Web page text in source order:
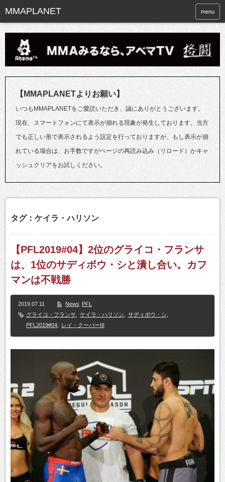
menu
【MMAPLANETよりお願い】
いつもMMAPLANETをご愛読いただき、誠にありがとうございます。
現在、スマートフォンにて表示が崩れる現象が発生しております。当方
でも正しい形で表示されるよう設定を行っておりますが、もし表示が崩
れている場合は、お手数ですがページの再読み込み（リロード）かキャ
ッシュクリアをお試しください。
タグ：ケイラ・ハリソン
【PFL2019#04】2位のグライコ・フランサ
は、1位のサディボウ・シと潰し合い。カフ
マンは不戦勝
2019.07.11 News PFL
グライコ・フランサ
ケイラ・ハリソン サディボウ・シ
PFL2019#04
レイ・クーパーIII